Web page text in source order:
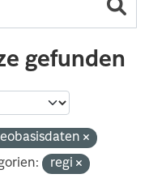
gefunden
regi